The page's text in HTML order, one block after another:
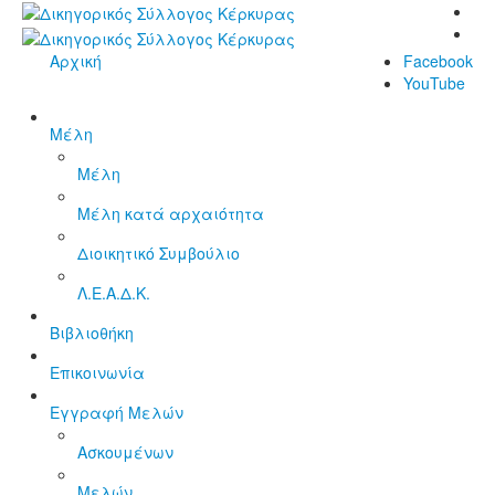
Facebook
YouTube
Αρχική
Μέλη
Μέλη
Μέλη κατά αρχαιότητα
Διοικητικό Συμβούλιο
Λ.Ε.Α.Δ.Κ.
Βιβλιοθήκη
Επικοινωνία
Εγγραφή Μελών
Ασκουμένων